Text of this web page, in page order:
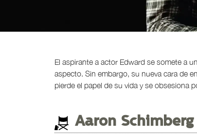
El aspirante a actor Edward se somete a
aspecto. Sin embargo, su nueva cara de
pierde el papel de su vida y se obsesiona
Aaron Schimberg